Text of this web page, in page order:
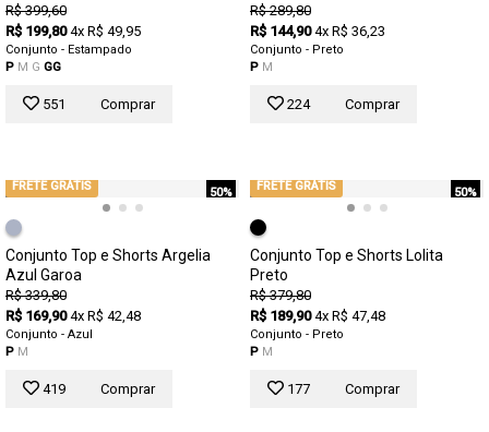
R$ 399,60
R$ 199,80 4x R$ 49,95
Conjunto - Estampado
P M G GG
551 Comprar
R$ 289,80
R$ 144,90 4x R$ 36,23
Conjunto - Preto
P M
224 Comprar
50%
FRETE GRÁTIS
Conjunto Top e Shorts Argelia
Azul Garoa
R$ 339,80
R$ 169,90 4x R$ 42,48
Conjunto - Azul
P M
419 Comprar
50%
FRETE GRÁTIS
Conjunto Top e Shorts Lolita
Preto
R$ 379,80
R$ 189,90 4x R$ 47,48
Conjunto - Preto
P M
177 Comprar